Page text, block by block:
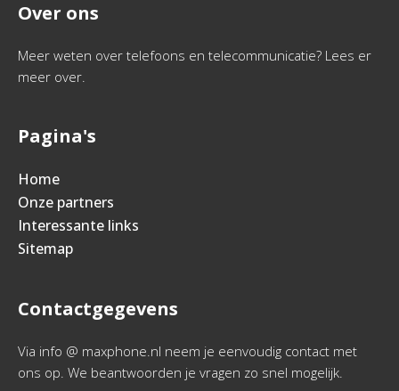
Over ons
Meer weten over telefoons en telecommunicatie? Lees er
meer over.
Pagina's
Home
Onze partners
Interessante links
Sitemap
Contactgegevens
Via info @ maxphone.nl neem je eenvoudig contact met
ons op. We beantwoorden je vragen zo snel mogelijk.